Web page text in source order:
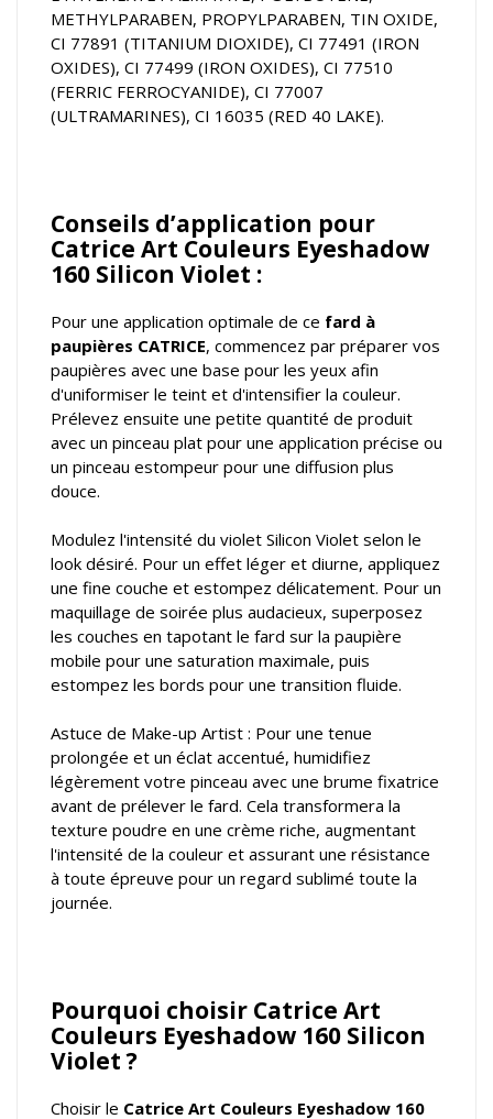
METHYLPARABEN, PROPYLPARABEN, TIN OXIDE,
CI 77891 (TITANIUM DIOXIDE), CI 77491 (IRON
OXIDES), CI 77499 (IRON OXIDES), CI 77510
(FERRIC FERROCYANIDE), CI 77007
(ULTRAMARINES), CI 16035 (RED 40 LAKE).
Conseils d’application pour
Catrice Art Couleurs Eyeshadow
160 Silicon Violet :
Pour une application optimale de ce fard à
paupières CATRICE, commencez par préparer vos
paupières avec une base pour les yeux afin
d'uniformiser le teint et d'intensifier la couleur.
Prélevez ensuite une petite quantité de produit
avec un pinceau plat pour une application précise ou
un pinceau estompeur pour une diffusion plus
douce.
Modulez l'intensité du violet Silicon Violet selon le
look désiré. Pour un effet léger et diurne, appliquez
une fine couche et estompez délicatement. Pour un
maquillage de soirée plus audacieux, superposez
les couches en tapotant le fard sur la paupière
mobile pour une saturation maximale, puis
estompez les bords pour une transition fluide.
Astuce de Make-up Artist : Pour une tenue
prolongée et un éclat accentué, humidifiez
légèrement votre pinceau avec une brume fixatrice
avant de prélever le fard. Cela transformera la
texture poudre en une crème riche, augmentant
l'intensité de la couleur et assurant une résistance
à toute épreuve pour un regard sublimé toute la
journée.
Pourquoi choisir Catrice Art
Couleurs Eyeshadow 160 Silicon
Violet ?
Choisir le Catrice Art Couleurs Eyeshadow 160